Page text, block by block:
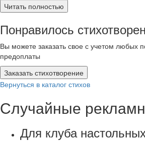
Читать полностью
Понравилось
Вы можете заказать свое с учетом любых
предоплаты
Заказать стихотворение
Вернуться в каталог стихов
Случайные
Для клуба